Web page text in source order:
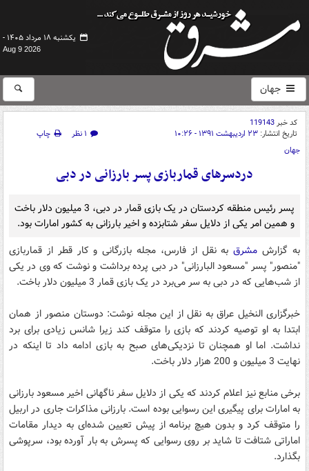
یکشنبه ۱۸ مرداد ۱۴۰۵ -
Aug 9 2026
جهان
کد خبر119143
تاریخ انتشار: ۲۳ اردیبهشت ۱۳۹۱ - ۱۰:۲۶ ۱ نظر
چاپ
جهان
دردسرهای قماربازی پسر بارزانی در دبی
پسر رئیس منطقه کردستان در یک بازی قمار در دبی، 3 میلیون دلار باخت
و همین امر یکی از دلایل سفر شتابزده و اخیر بارزانی به کشور امارات بود.
به گزارش مشرقبه نقل از فارس، مجله بازرگانی و کار قطر از قماربازی
"منصور" پسر "مسعود البارزانی" در دبی پرده برداشت و نوشت که وی در یکی
از شب‌هایی که در دبی به سر می‌برد در یک بازی قمار 3 میلیون دلار باخت.
خبرگزاری النخیل عراق به نقل از این مجله نوشت: دوستان منصور از همان
ابتدا به او توصیه کردند که بازی را متوقف کند زیرا شانس زیادی برای برد
نداشت. اما او همچنان تا نزدیکی‌های صبح به بازی ادامه داد تا اینکه در
نهایت 3 میلیون و 200 هزار دلار باخت.
برخی منابع نیز اعلام کردند که یکی از دلایل سفر ناگهانی اخیر مسعود بارزانی
به امارات برای پیگیری این رسوایی بوده است. بارزانی مذاکرات جاری در اربیل
را متوقف کرد و بدون هیچ برنامه از پیش تعیین شده‌ای به دیدار مقامات
اماراتی شتافت تا شاید بر روی رسوایی که پسرش به بار آورده بود، سرپوشی
بگذارد.